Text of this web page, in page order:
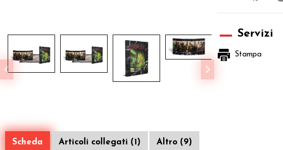
Servizi
Stampa
Scheda Articoli collegati (1) Altro (9)